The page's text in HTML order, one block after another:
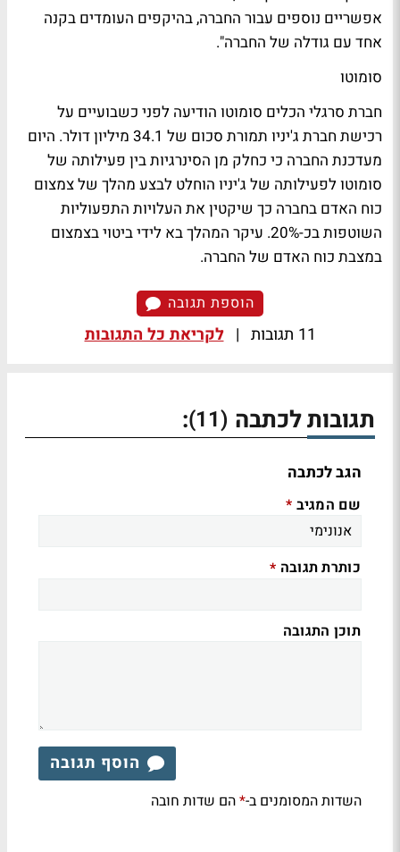
אפשריים נוספים עבור החברה, בהיקפים העומדים בקנה
אחד עם גודלה של החברה".
סומוטו
חברת סרגלי הכלים סומוטו הודיעה לפני כשבועיים על
רכישת חברת ג'יניו תמורת סכום של 34.1 מיליון דולר. היום
מעדכנת החברה כי כחלק מן הסינרגיות בין פעילותה של
סומוטו לפעילותה של ג'יניו הוחלט לבצע מהלך של צמצום
כוח האדם בחברה כך שיקטין את העלויות התפעוליות
השוטפות בכ-20%. עיקר המהלך בא לידי ביטוי בצמצום
במצבת כוח האדם של החברה.
הוספת תגובה
11 תגובות | לקריאת כל התגובות
תגובות לכתבה (11)
:
הגב לכתבה
שם המגיב *
כותרת תגובה *
תוכן התגובה
הוסף תגובה
השדות המסומנים ב-*הם שדות חובה